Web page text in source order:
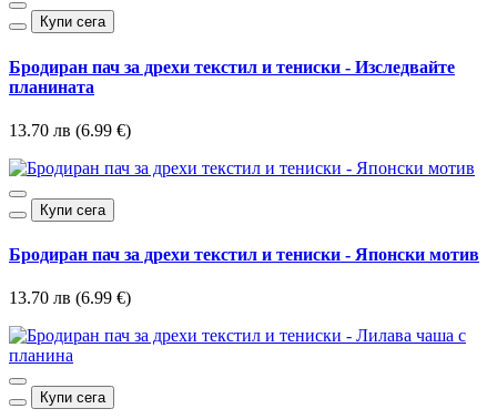
Купи сега
Бродиран пач за дрехи текстил и тениски - Изследвайте
планината
13.70 лв (6.99 €)
Купи сега
Бродиран пач за дрехи текстил и тениски - Японски мотив
13.70 лв (6.99 €)
Купи сега